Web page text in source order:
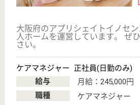
大阪府大阪市西
成区鶴見橋1-6-
32
花園町駅徒歩4
分